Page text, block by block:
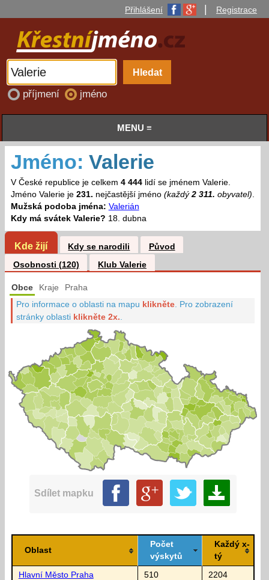
Přihlášení Registrace
příjmení jméno
MENU ≡
Jméno: Valerie
V České republice je celkem 4 444lidí se jménem Valerie.
Jméno Valerie je 231. nejčastější jméno (každý2 311. obyvatel).
Mužská podoba jména: Valerián
Kdy má svátek Valerie? 18. dubna
Kde žijí Kdy se narodili
Původ
Osobnosti (120)
Klub Valerie
Obce Kraje Praha
Pro informace o oblasti na mapu klikněte Pro zobrazení
stránky oblasti klikněte 2x.
Sdílet mapku
Oblast
Počet
výskytů
Každý x-
tý
Hlavní Město Praha 510 2204